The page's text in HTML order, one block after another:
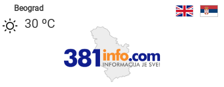
Beograd
30 ºC